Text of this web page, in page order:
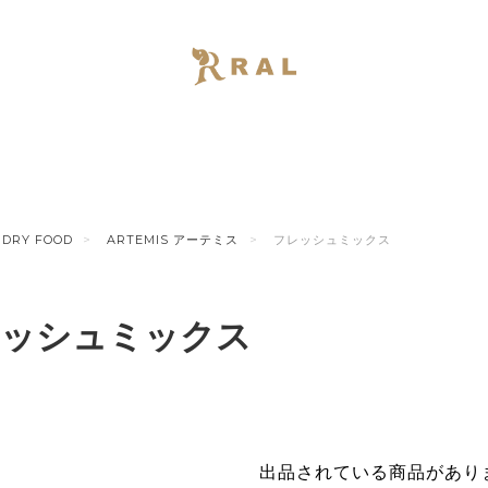
DRY FOOD ARTEMIS アーテミス フレッシュミックス
シュミックス
出品されている商品があり